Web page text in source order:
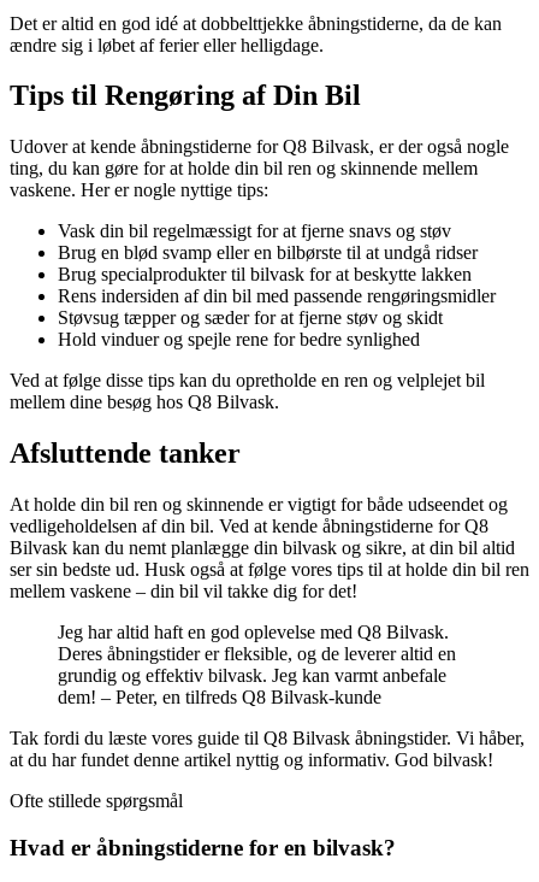
Det er altid en god idé at dobbelttjekke åbningstiderne, da de kan
ændre sig i løbet af ferier eller helligdage.
Tips til Rengøring af Din Bil
Udover at kende åbningstiderne for Q8 Bilvask, er der også nogle
ting, du kan gøre for at holde din bil ren og skinnende mellem
vaskene. Her er nogle nyttige tips:
Vask din bil regelmæssigt for at fjerne snavs og støv
Brug en blød svamp eller en bilbørste til at undgå ridser
Brug specialprodukter til bilvask for at beskytte lakken
Rens indersiden af din bil med passende rengøringsmidler
Støvsug tæpper og sæder for at fjerne støv og skidt
Hold vinduer og spejle rene for bedre synlighed
Ved at følge disse tips kan du opretholde en ren og velplejet bil
mellem dine besøg hos Q8 Bilvask.
Afsluttende tanker
At holde din bil ren og skinnende er vigtigt for både udseendet og
vedligeholdelsen af din bil. Ved at kende åbningstiderne for Q8
Bilvask kan du nemt planlægge din bilvask og sikre, at din bil altid
ser sin bedste ud. Husk også at følge vores tips til at holde din bil ren
mellem vaskene – din bil vil takke dig for det!
Jeg har altid haft en god oplevelse med Q8 Bilvask.
Deres åbningstider er fleksible, og de leverer altid en
grundig og effektiv bilvask. Jeg kan varmt anbefale
dem! – Peter, en tilfreds Q8 Bilvask-kunde
Tak fordi du læste vores guide til Q8 Bilvask åbningstider. Vi håber,
at du har fundet denne artikel nyttig og informativ. God bilvask!
Ofte stillede spørgsmål
Hvad er åbningstiderne for en bilvask?